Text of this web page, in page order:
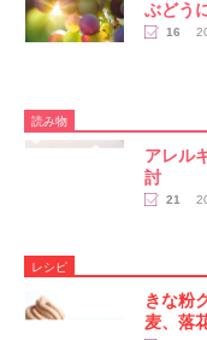
読み物
アレル
レシピ